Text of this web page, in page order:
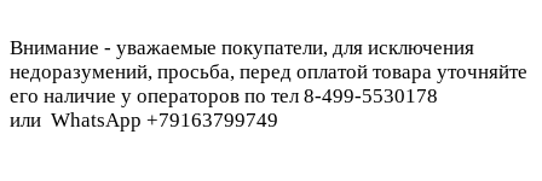
Внимание - уважаемые покупатели, для исключения
недоразумений, просьба, перед оплатой товара уточняйте
его наличие у операторов по тел 8-499-5530178
или WhatsApp +79163799749